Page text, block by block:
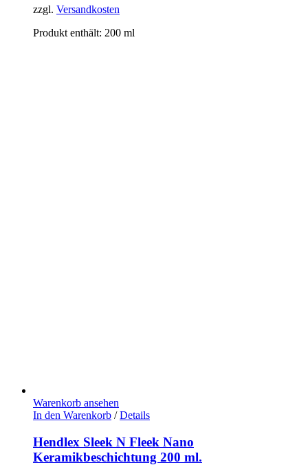
zzgl. Versandkosten
Produkt enthält: 200 ml
Warenkorb ansehen
In den Warenkorb / Details
Hendlex Sleek N Fleek Nano
Keramikbeschichtung 200 ml.